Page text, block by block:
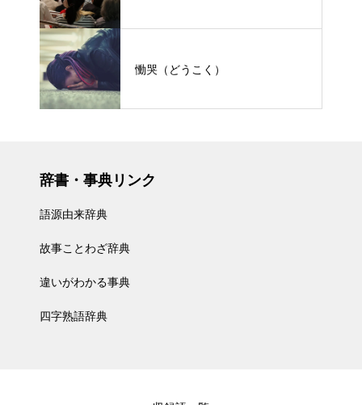
慟哭（どうこく）
辞書・事典リンク
語源由来辞典
故事ことわざ辞典
違いがわかる事典
四字熟語辞典